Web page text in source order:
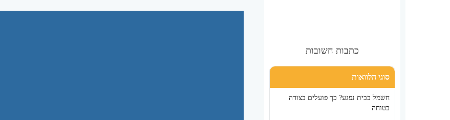
כתבות חשובות
סוגי הלוואות
חשמל בבית נפגע? כך פועלים בצורה
בטוחה